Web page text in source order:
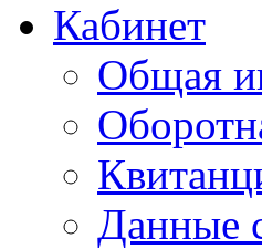
Кабинет
Общая
Данные